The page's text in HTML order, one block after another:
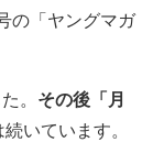
の「ヤングマガ
。 その後「月
続いています。